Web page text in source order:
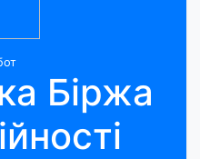
Біржа